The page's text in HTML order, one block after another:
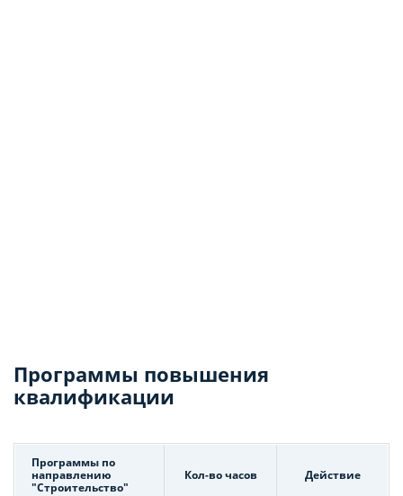
Программы повышения
квалификации
Программы по
направлению
"Строительство"
Кол-во часов Действие